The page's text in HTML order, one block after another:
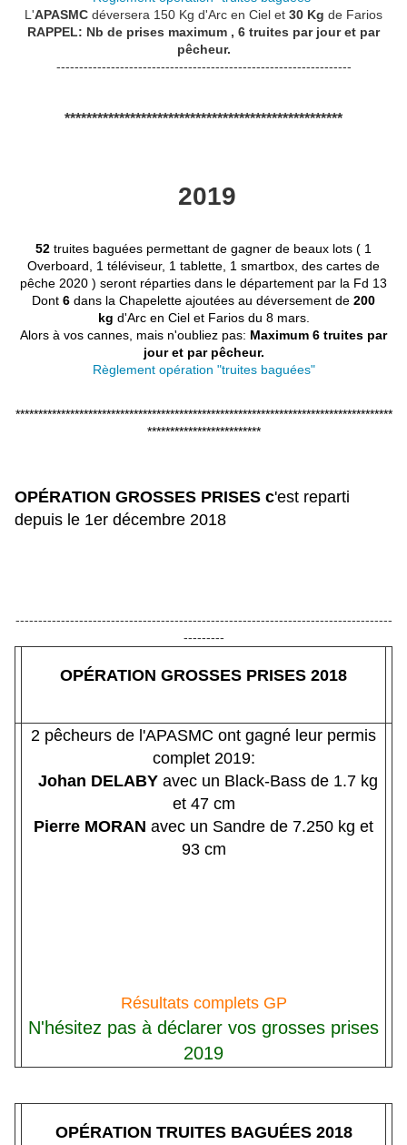
L'APASMC déversera 150 Kg d'Arc en Ciel et 30 Kg de Farios
RAPPEL: Nb de prises maximum , 6 truites par jour et par
pêcheur.
-----------------------------------------------------------------
***************************************************
2019
52 truites baguées permettant de gagner de beaux lots ( 1
Overboard, 1 téléviseur, 1 tablette, 1 smartbox, des cartes de
pêche 2020 ) seront réparties dans le département par la Fd 13
Dont 6 dans la Chapelette ajoutées au déversement de 200
kg d'Arc en Ciel et Farios du 8 mars.
Alors à vos cannes, mais n'oubliez pas: Maximum 6 truites par
jour et par pêcheur.
Règlement opération "truites baguées"
***********************************************************************************
*************************
OPÉRATION GROSSES PRISES c'est reparti
depuis le 1er décembre 2018
-----------------------------------------------------------------------------------
---------
OPÉRATION GROSSES PRISES 2018
2 pêcheurs de l'APASMC ont gagné leur permis
complet 2019:
Johan DELABY avec un Black-Bass de 1.7 kg
et 47 cm
Pierre MORAN avec un Sandre de 7.250 kg et
93 cm
Résultats complets GP
N'hésitez pas à déclarer vos grosses prises
2019
OPÉRATION TRUITES BAGUÉES 2018